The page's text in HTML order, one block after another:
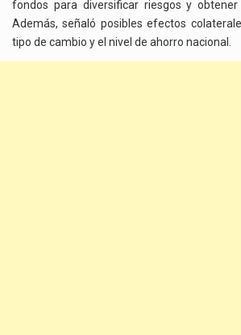
fondos para diversificar riesgos y obtener
Además, señaló posibles efectos
tipo de cambio y el nivel de ahorro nacional.